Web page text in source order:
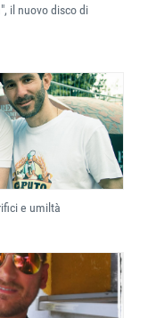
il nuovo disco di
e umiltà